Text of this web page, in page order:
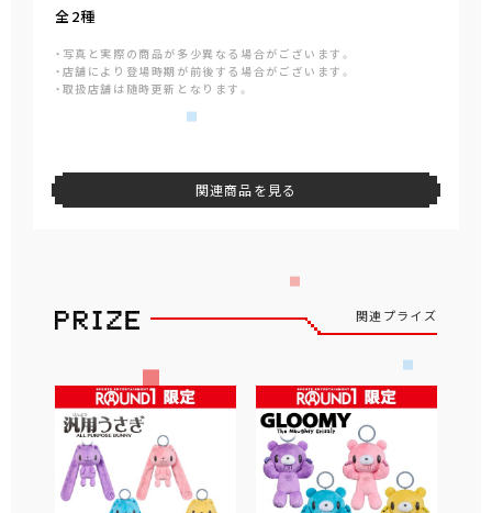
全2種
・写真と実際の商品が多少異なる場合がございます。
・店舗により登場時期が前後する場合がございます。
・取扱店舗は随時更新となります。
関連商品を見る
関連プライズ